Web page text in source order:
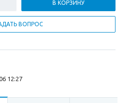
В КОРЗИНУ
ВОПРОС
12:27